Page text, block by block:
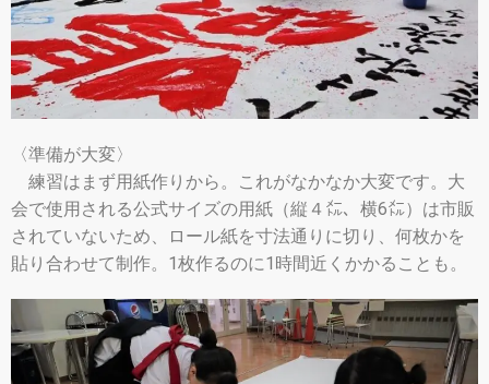
〈準備が大変〉
練習はまず用紙作りから。これがなかなか大変です。大
会で使用される公式サイズの用紙（縦４㍍、横6㍍）は市販
されていないため、ロール紙を寸法通りに切り、何枚かを
貼り合わせて制作。1枚作るのに1時間近くかかることも。